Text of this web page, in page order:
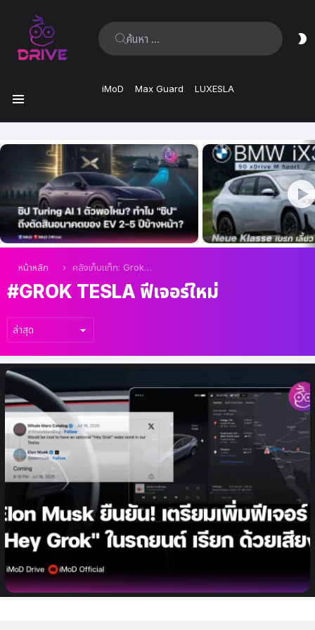
ค้นหา:
iMoD Max Guard LUXESLA
ล่าสุด
คุณอยู่ที่นี่:
หน้าหลัก คลังเก็บแท็ก: Grok Tesla ฟีเจอร์ใหม่
GROK TESLA ฟีเจอร์ใหม่
เรื่อง
ล่าสุด
Elon Musk ยืนยัน ฟีเจอร์ “Hey Grok” เรียก
Grok ด้วยเสียงง่ายขึ้น กำลังจะมาในรถยนต์
Tesla